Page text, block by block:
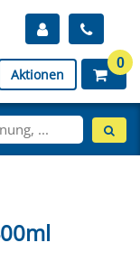
Aktionen
0